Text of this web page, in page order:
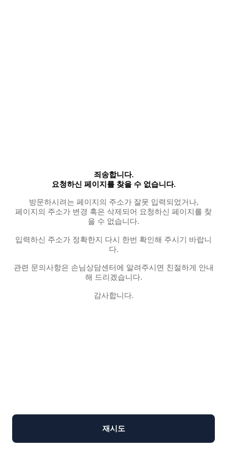
죄송합니다.
요청하신 페이지를 찾을 수 없습니다.
방문하시려는 페이지의 주소가 잘못 입력되었거나,
페이지의 주소가 변경 혹은 삭제되어 요청하신 페이지를 찾
을 수 없습니다.
입력하신 주소가 정확한지 다시 한번 확인해 주시기 바랍니
다.
관련 문의사항은 손님상담센터에 알려주시면 친절하게 안내
해 드리겠습니다.
감사합니다.
재시도